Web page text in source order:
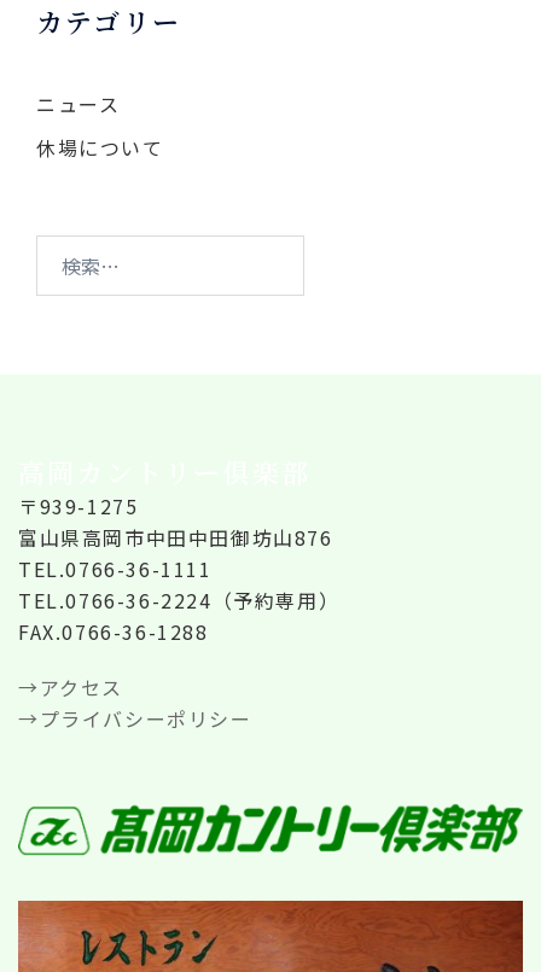
カテゴリー
ニュース
休場について
〒939-1275
富山県高岡市中田中田御坊山876
TEL.0766-36-1111
TEL.0766-36-2224（予約専用）
FAX.0766-36-1288
→アクセス
→プライバシーポリシー